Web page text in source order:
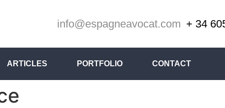
info@espagneavocat.com + 34
ARTICLES PORTFOLIO CONTACT